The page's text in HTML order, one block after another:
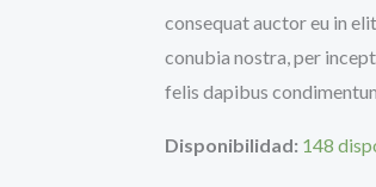
consequat auctor eu in
conubia nostra, per
felis dapibus
Disponibilidad: 148